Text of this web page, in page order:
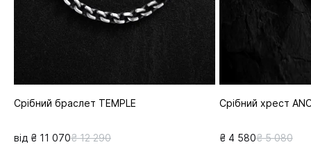
Срібний браслет TEMPLE
від ₴ 11 070₴ 12 290
Срібний хрест
₴ 4 580₴ 5 080